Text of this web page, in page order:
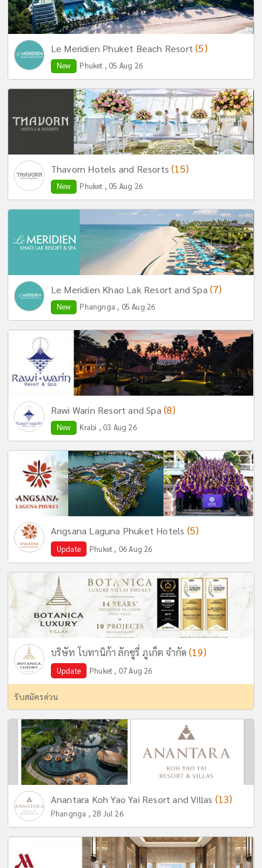
Le Meridien Phuket Beach Resort(5)
New Phuket , 05 Aug 26
Thavorn Hotels and Resorts(15)
New Phuket , 05 Aug 26
Le Meridien Khao Lak Resort and Spa (7)
New Phangnga , 05 Aug 26
Rawi Warin Resort and Spa (8)
New Krabi , 03 Aug 26
Angsana Laguna Phuket Hotels (5)
Update Phuket , 06 Aug 26
บริษัท โบทานิก้า ลักซูรี่ ภูเก็ต จำกัด(19)
Update Phuket , 07 Aug 26
รับสมัครด่วน
Anantara Koh Yao Yai Resort and Villas (13)
Phangnga , 28 Jul 26